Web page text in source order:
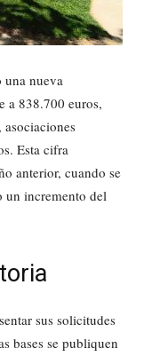
una nueva
a 838.700 euros,
asociaciones
Esta cifra
anterior, cuando se
un incremento del
sus solicitudes
bases se publiquen